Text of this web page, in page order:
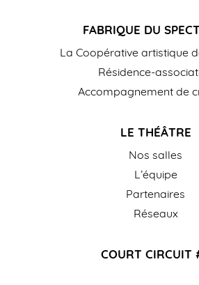
FABRIQUE DU
La Coopérative artistique
Résidence-
Accompagnement de
LE THÉÂTRE
Nos salles
L’équipe
Partenaires
Réseaux
COURT CIRCUIT